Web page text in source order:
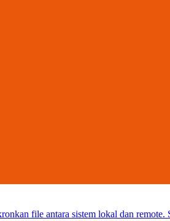
file antara sistem lokal dan